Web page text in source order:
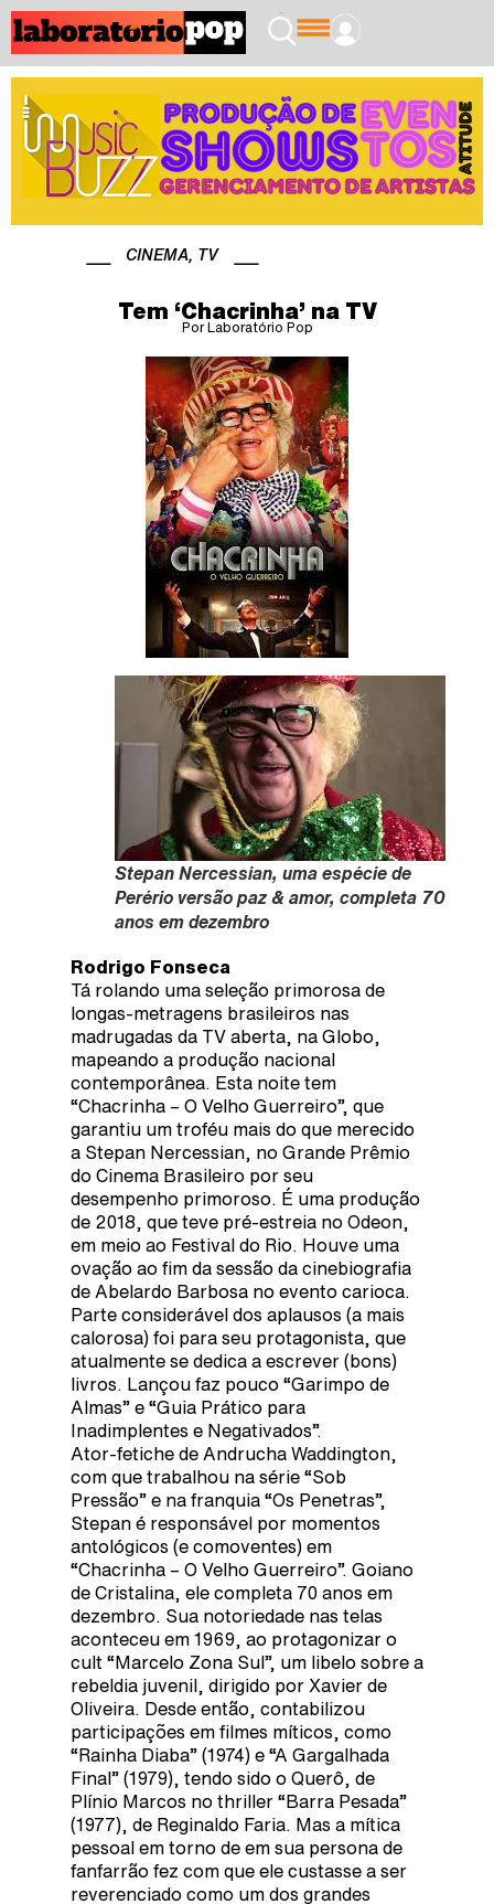
CINEMA TV
Tem ‘Chacrinha’ na TV
Por Laboratório Pop
Stepan Nercessian, uma espécie de
Perério versão paz & amor, completa 70
anos em dezembro
Rodrigo Fonseca
Tá rolando uma seleção primorosa de
longas-metragens brasileiros nas
madrugadas da TV aberta, na Globo,
mapeando a produção nacional
contemporânea. Esta noite tem
“Chacrinha – O Velho Guerreiro”, que
garantiu um troféu mais do que merecido
a Stepan Nercessian, no Grande Prêmio
do Cinema Brasileiro por seu
desempenho primoroso. É uma produção
de 2018, que teve pré-estreia no Odeon,
em meio ao Festival do Rio. Houve uma
ovação ao fim da sessão da cinebiografia
de Abelardo Barbosa no evento carioca.
Parte considerável dos aplausos (a mais
calorosa) foi para seu protagonista, que
atualmente se dedica a escrever (bons)
livros. Lançou faz pouco “Garimpo de
Almas” e “Guia Prático para
Inadimplentes e Negativados”.
Ator-fetiche de Andrucha Waddington,
com que trabalhou na série “Sob
Pressão” e na franquia “Os Penetras”,
Stepan é responsável por momentos
antológicos (e comoventes) em
“Chacrinha – O Velho Guerreiro”. Goiano
de Cristalina, ele completa 70 anos em
dezembro. Sua notoriedade nas telas
aconteceu em 1969, ao protagonizar o
cult “Marcelo Zona Sul”, um libelo sobre a
rebeldia juvenil, dirigido por Xavier de
Oliveira. Desde então, contabilizou
participações em filmes míticos, como
“Rainha Diaba” (1974) e “A Gargalhada
Final” (1979), tendo sido o Querô, de
Plínio Marcos no thriller “Barra Pesada”
(1977), de Reginaldo Faria. Mas a mítica
pessoal em torno de em sua persona de
fanfarrão fez com que ele custasse a ser
reverenciado como um dos grandes